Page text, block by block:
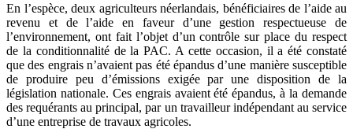
En l’espèce, deux agriculteurs néerlandais, bénéficiaires de l’aide au
revenu et de l’aide en faveur d’une gestion respectueuse de
l’environnement, ont fait l’objet d’un contrôle sur place du respect
de la conditionnalité de la PAC. A cette occasion, il a été constaté
que des engrais n’avaient pas été épandus d’une manière susceptible
de produire peu d’émissions exigée par une disposition de la
législation nationale. Ces engrais avaient été épandus, à la demande
des requérants au principal, par un travailleur indépendant au service
d’une entreprise de travaux agricoles.